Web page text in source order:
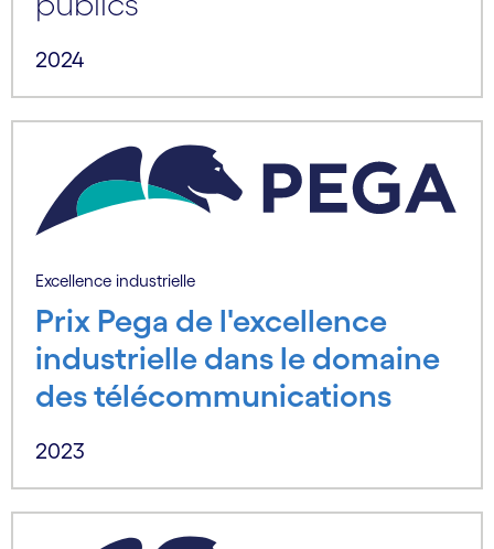
2024
Excellence industrielle
Prix Pega de l'excellence
industrielle dans le domaine
des télécommunications
2023